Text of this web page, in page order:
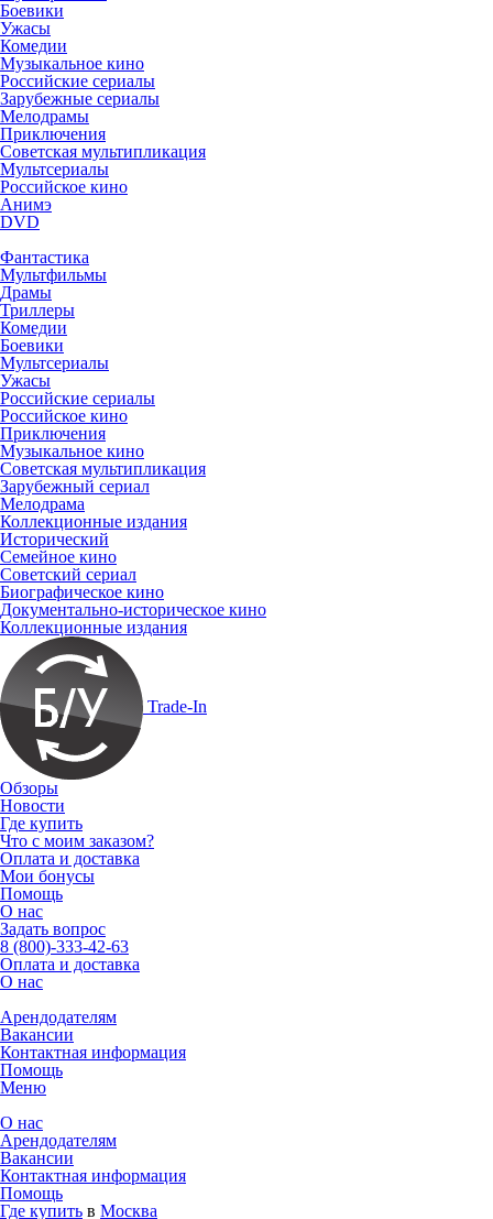
Боевики
Ужасы
Комедии
Музыкальное кино
Российские сериалы
Зарубежные сериалы
Мелодрамы
Приключения
Советская мультипликация
Мультсериалы
Российское кино
Анимэ
DVD
Фантастика
Мультфильмы
Драмы
Триллеры
Комедии
Боевики
Мультсериалы
Ужасы
Российские сериалы
Российское кино
Приключения
Музыкальное кино
Советская мультипликация
Зарубежный сериал
Мелодрама
Коллекционные издания
Исторический
Семейное кино
Советский сериал
Биографическое кино
Документально-историческое кино
Коллекционные издания
Trade-In
Обзоры
Новости
Где купить
Что с моим заказом?
Оплата и доставка
Мои бонусы
Помощь
О нас
Задать вопрос
8 (800)-333-42-63
Оплата и доставка
О нас
Арендодателям
Вакансии
Контактная информация
Помощь
Меню
О нас
Арендодателям
Вакансии
Контактная информация
Помощь
Где купить в Москва